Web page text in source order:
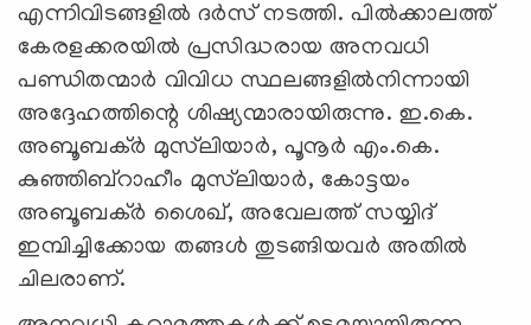
എന്നിവിടങ്ങളില്‍ ദര്‍സ് നടത്തി. പില്‍ക്കാലത്ത്
കേരളക്കരയില്‍ പ്രസിദ്ധരായ അനവധി
പണ്ഡിതന്മാര്‍ വിവിധ സ്ഥലങ്ങളില്‍നിന്നായി
അദ്ദേഹത്തിന്റെ ശിഷ്യന്മാരായിരുന്നു. ഇ.കെ.
അബൂബക്ര്‍ മുസ്‌ലിയാര്‍, പൂനൂര്‍ എം.കെ.
കുഞ്ഞിബ്‌റാഹീം മുസ്‌ലിയാര്‍, കോട്ടയം
അബൂബക്ര്‍ ശൈഖ്, അവേലത്ത് സയ്യിദ്
ഇമ്പിച്ചിക്കോയ തങ്ങള്‍ തുടങ്ങിയവര്‍ അതില്‍
ചിലരാണ്.